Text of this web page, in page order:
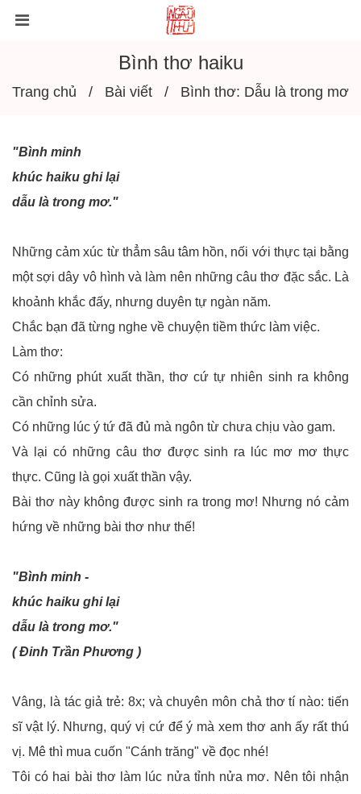
Bình thơ haiku
Trang chủ Bài viết Bình thơ: Dẫu là trong mơ
"Bình minh
khúc haiku ghi lại
dẫu là trong mơ."
Những cảm xúc từ thẳm sâu tâm hồn, nối với thực tại bằng
một sợi dây vô hình và làm nên những câu thơ đặc sắc. Là
khoảnh khắc đấy, nhưng duyên tự ngàn năm.
Chắc bạn đã từng nghe về chuyện tiềm thức làm việc.
Làm thơ:
Có những phút xuất thần, thơ cứ tự nhiên sinh ra không
cần chỉnh sửa.
Có những lúc ý tứ đã đủ mà ngôn từ chưa chịu vào gam.
Và lại có những câu thơ được sinh ra lúc mơ mơ thực
thực. Cũng là gọi xuất thần vậy.
Bài thơ này không được sinh ra trong mơ! Nhưng nó cảm
hứng về những bài thơ như thế!
"Bình minh -
khúc haiku ghi lại
dẫu là trong mơ."
( Đinh Trần Phương )
Vâng, là tác giả trẻ: 8x; và chuyên môn chả thơ tí nào: tiến
sĩ vật lý. Nhưng, quý vị cứ để ý mà xem thơ anh ấy rất thú
vị. Mê thì mua cuốn "Cánh trăng" về đọc nhé!
Tôi có hai bài thơ làm lúc nửa tỉnh nửa mơ. Nên tôi nhận